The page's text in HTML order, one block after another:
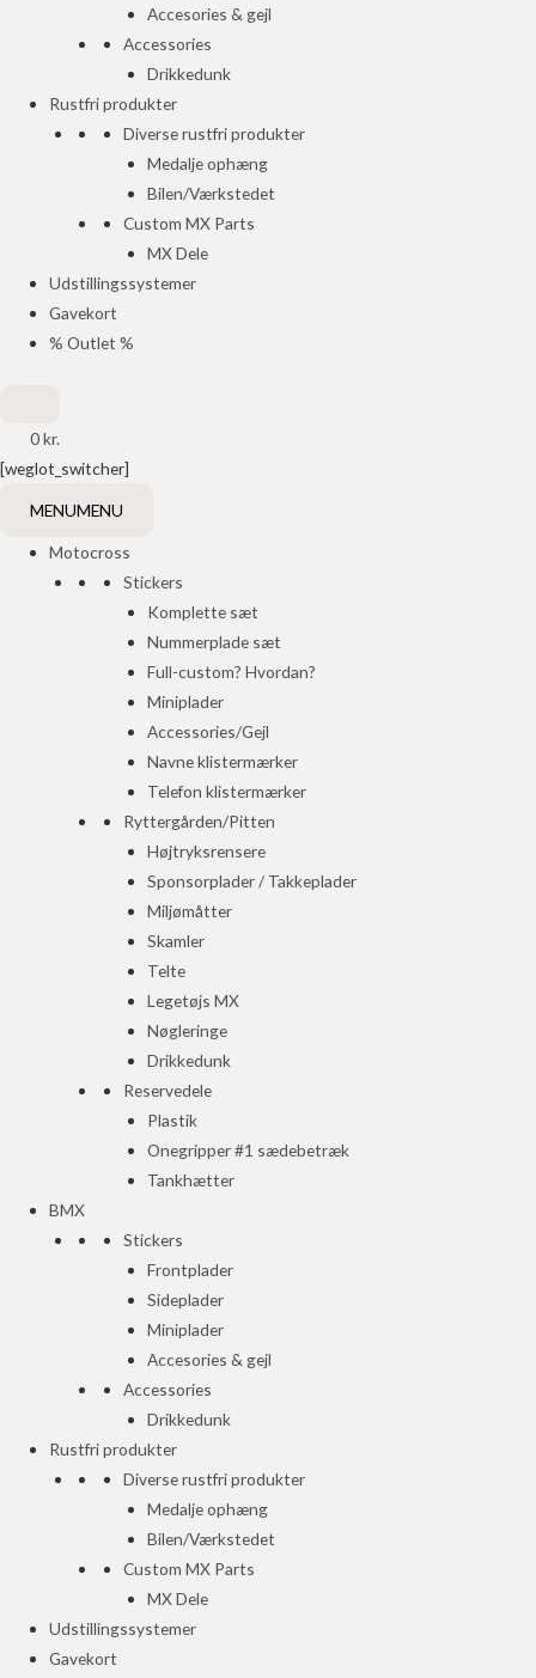
Accesories & gejl
Accessories
Drikkedunk
Rustfri produkter
Diverse rustfri produkter
Medalje ophæng
Bilen/Værkstedet
Custom MX Parts
MX Dele
Udstillingssystemer
Gavekort
% Outlet %
0kr.
[weglot_switcher]
MENUMENU
Motocross
Stickers
Komplette sæt
Nummerplade sæt
Full-custom? Hvordan?
Miniplader
Accessories/Gejl
Navne klistermærker
Telefon klistermærker
Ryttergården/Pitten
Højtryksrensere
Sponsorplader / Takkeplader
Miljømåtter
Skamler
Telte
Legetøjs MX
Nøgleringe
Drikkedunk
Reservedele
Plastik
Onegripper #1 sædebetræk
Tankhætter
BMX
Stickers
Frontplader
Sideplader
Miniplader
Accesories & gejl
Accessories
Drikkedunk
Rustfri produkter
Diverse rustfri produkter
Medalje ophæng
Bilen/Værkstedet
Custom MX Parts
MX Dele
Udstillingssystemer
Gavekort